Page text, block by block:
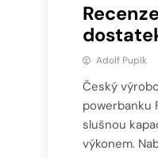
Adolf Pupík
Český
powerbanku
slušnou
výkonem.